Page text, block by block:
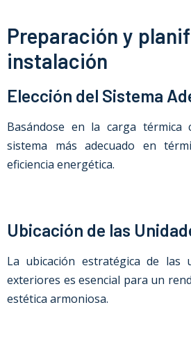
Preparación y
instalación
Elección del Sistema
Basándose en la carga térmica
sistema más adecuado en
eficiencia energética.
Ubicación de las
La ubicación estratégica de las
exteriores es esencial para un
estética armoniosa.